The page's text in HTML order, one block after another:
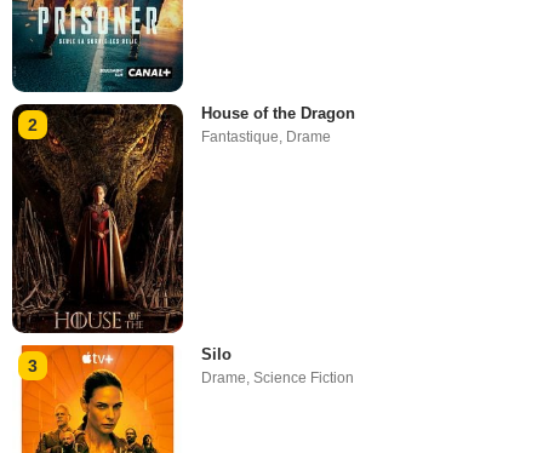
2
House of the Dragon
Fantastique, Drame
3
Silo
Drame ,Science Fiction